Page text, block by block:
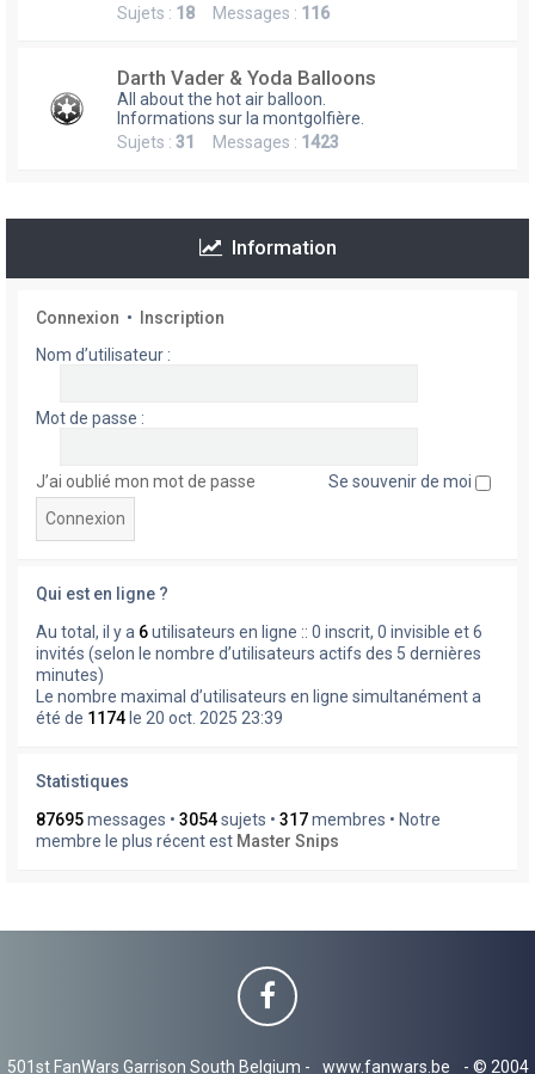
Sujets : 18 Messages : 116
Darth Vader & Yoda Balloons
All about the hot air balloon.
Informations sur la montgolfière.
Sujets : 31 Messages : 1423
Information
Connexion •
Inscription
Nom d’utilisateur :
Mot de passe :
J’ai oublié mon mot de passe Se souvenir de moi
Qui est en ligne ?
Au total, il y a 6utilisateurs en ligne :: 0 inscrit, 0 invisible et 6
invités (selon le nombre d’utilisateurs actifs des 5 dernières
minutes)
Le nombre maximal d’utilisateurs en ligne simultanément a
été de 1174 le 20 oct. 2025 23:39
Statistiques
87695messages • 3054sujets • 317membres • Notre
membre le plus récent est Master Snips
501st FanWars Garrison South Belgium - www.fanwars.be - © 2004